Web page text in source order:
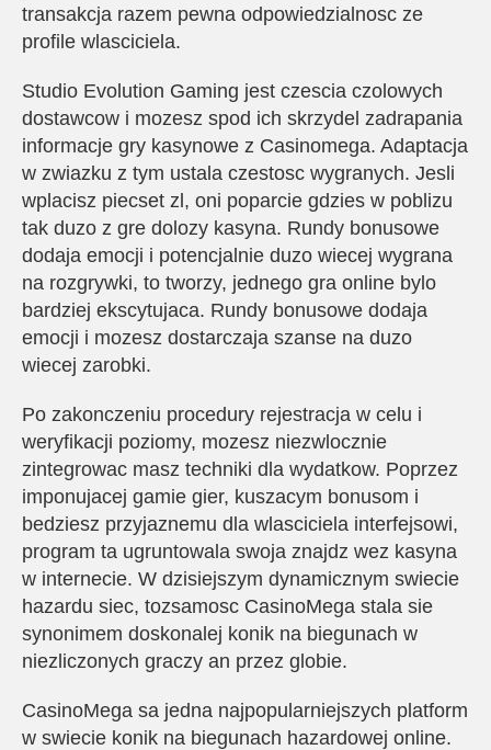
transakcja razem pewna odpowiedzialnosc ze
profile wlasciciela.
Studio Evolution Gaming jest czescia czolowych
dostawcow i mozesz spod ich skrzydel zadrapania
informacje gry kasynowe z Casinomega. Adaptacja
w zwiazku z tym ustala czestosc wygranych. Jesli
wplacisz piecset zl, oni poparcie gdzies w poblizu
tak duzo z gre dolozy kasyna. Rundy bonusowe
dodaja emocji i potencjalnie duzo wiecej wygrana
na rozgrywki, to tworzy, jednego gra online bylo
bardziej ekscytujaca. Rundy bonusowe dodaja
emocji i mozesz dostarczaja szanse na duzo
wiecej zarobki.
Po zakonczeniu procedury rejestracja w celu i
weryfikacji poziomy, mozesz niezwlocznie
zintegrowac masz techniki dla wydatkow. Poprzez
imponujacej gamie gier, kuszacym bonusom i
bedziesz przyjaznemu dla wlasciciela interfejsowi,
program ta ugruntowala swoja znajdz wez kasyna
w internecie. W dzisiejszym dynamicznym swiecie
hazardu siec, tozsamosc CasinoMega stala sie
synonimem doskonalej konik na biegunach w
niezliczonych graczy an przez globie.
CasinoMega sa jedna najpopularniejszych platform
w swiecie konik na biegunach hazardowej online.